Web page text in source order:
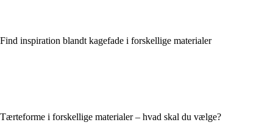
Find inspiration blandt kagefade i forskellige materialer
Tærteforme i forskellige materialer – hvad skal du vælge?